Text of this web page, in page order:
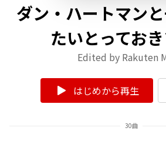
ダン・ハートマン
たいとってお
Edited by Rakuten
はじめから再生
30曲